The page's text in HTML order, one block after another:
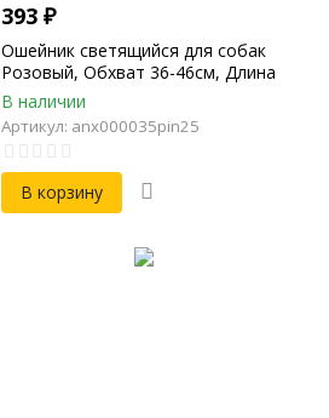
393₽
Ошейник светящийся для собак
Розовый, Обхват 36-46см, Длина
50см, Ширина 25мм,
светодиодный
В наличии
Артикул: anx000035pin25
В корзину